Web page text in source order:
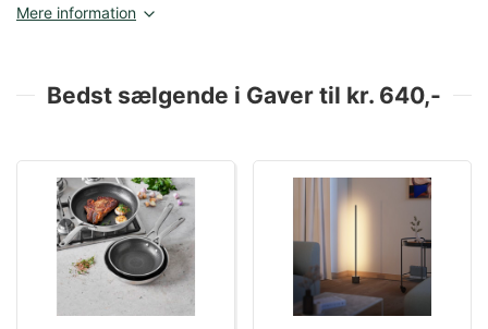
Mere information
Bedst sælgende i Gaver til kr. 640,-